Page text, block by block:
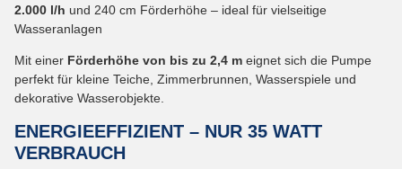
2.000 l/h und 240 cm Förderhöhe – ideal für vielseitige
Wasseranlagen
Mit einer Förderhöhe von bis zu 2,4 m eignet sich die Pumpe
perfekt für kleine Teiche, Zimmerbrunnen, Wasserspiele und
dekorative Wasserobjekte.
ENERGIEEFFIZIENT – NUR 35 WATT
VERBRAUCH